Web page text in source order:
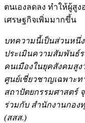
ตนเองลดลง ทำให้ผู้สู
เศรษฐกิจเพิ่มมากขึ้น
บทความนี้เป็นส่วนหนึ่
ประเมินความสัมพันธ์
คนเมืองในยุคสังคมสู
ศูนย์เชี่ยวชาญเฉพาะ
สถาปัตยกรรมศาสตร์
ร่วมกับ สำนักงานกอง
(สสส.)